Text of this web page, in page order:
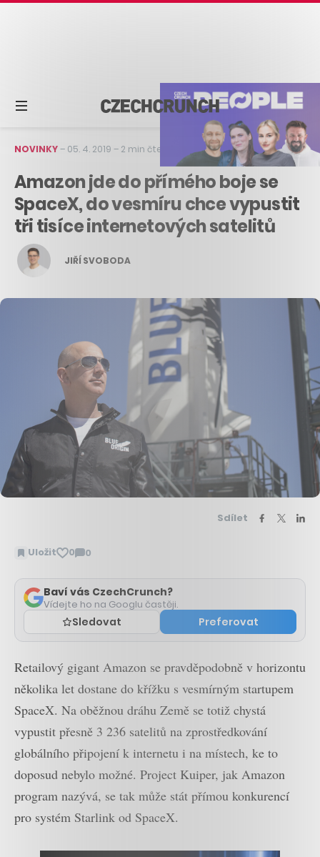
NOVINKY– 05. 4. 2019 – 2 min čtení
Amazon jde do přímého boje se
SpaceX, do vesmíru chce vypustit
tři tisíce internetových satelitů
JIŘÍ SVOBODA
Sdílet
Uložit 0 0
Zobrazit
Baví vás CzechCrunch?
Vídejte ho na Googlu častěji.
Sledovat Preferovat
Retailový gigant Amazon se pravděpodobně v horizontu
několika let dostane do křížku s vesmírným startupem
SpaceX. Na oběžnou dráhu Země se totiž chystá
vypustit přesně 3 236 satelitů na zprostředkování
globálního připojení k internetu i na místech, ke to
doposud nebylo možné. Project Kuiper, jak Amazon
program nazývá, se tak může stát přímou konkurencí
pro systém Starlink od SpaceX.